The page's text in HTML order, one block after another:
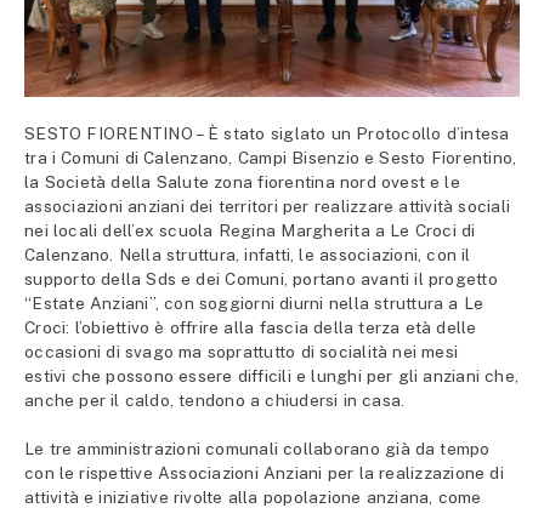
SESTO FIORENTINO – È stato siglato un Protocollo d’intesa
tra i Comuni di Calenzano, Campi Bisenzio e Sesto Fiorentino,
la Società della Salute zona fiorentina nord ovest e le
associazioni anziani dei territori per realizzare attività sociali
nei locali dell’ex scuola Regina Margherita a Le Croci di
Calenzano. Nella struttura, infatti, le associazioni, con il
supporto della Sds e dei Comuni, portano avanti il progetto
“Estate Anziani”, con soggiorni diurni nella struttura a Le
Croci: l’obiettivo è offrire alla fascia della terza età delle
occasioni di svago ma soprattutto di socialità nei mesi
estivi che possono essere difficili e lunghi per gli anziani che,
anche per il caldo, tendono a chiudersi in casa.
Le tre amministrazioni comunali collaborano già da tempo
con le rispettive Associazioni Anziani per la realizzazione di
attività e iniziative rivolte alla popolazione anziana, come